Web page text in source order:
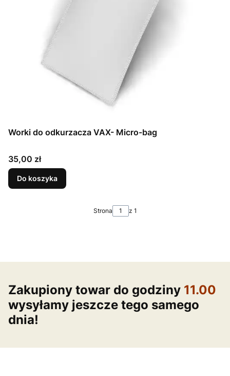
Worki do odkurzacza VAX- Micro-bag
Cena
35,00 zł
Do koszyka
Strona z 1
Zakupiony towar do godziny 11.00
wysyłamy jeszcze tego samego
dnia!